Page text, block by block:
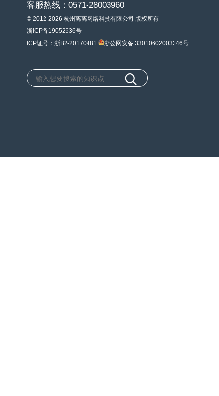
客服热线：0571-28003960
© 2012-2026 杭州离离网络科技有限公司 版权所有
浙ICP备19052636号
ICP证号：浙B2-20170481
浙公网安备 33010602003346号